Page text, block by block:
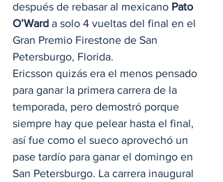
después de rebasar al mexicano Pato
O’Ward a solo 4 vueltas del final en el
Gran Premio Firestone de San
Petersburgo, Florida.
Ericsson quizás era el menos pensado
para ganar la primera carrera de la
temporada, pero demostró porque
siempre hay que pelear hasta el final,
así fue como el sueco aprovechó un
pase tardío para ganar el domingo en
San Petersburgo. La carrera inaugural